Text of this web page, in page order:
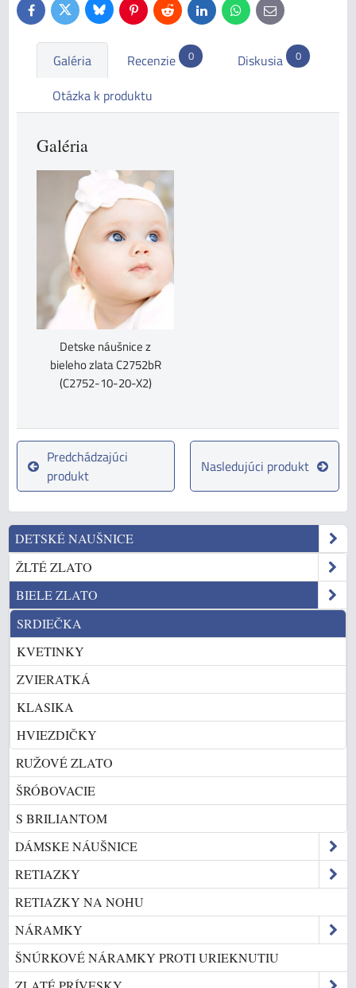
FacebookTwitterBlueskyPinterestReddit LinkedInWhatsApp
E-
mail
Galéria Recenzie 0 Diskusia 0
Otázka k produktu
Galéria
Detske náušnice z
bieleho zlata C2752bR
(C2752-10-20-X2)
Predchádzajúci
produkt
Nasledujúci produkt
DETSKÉ NAUŠNICE
ŽLTÉ ZLATO
BIELE ZLATO
SRDIEČKA
KVETINKY
ZVIERATKÁ
KLASIKA
HVIEZDIČKY
RUŽOVÉ ZLATO
ŠRÓBOVACIE
S BRILIANTOM
DÁMSKE NÁUŠNICE
RETIAZKY
RETIAZKY NA NOHU
NÁRAMKY
ŠNÚRKOVÉ NÁRAMKY PROTI URIEKNUTIU